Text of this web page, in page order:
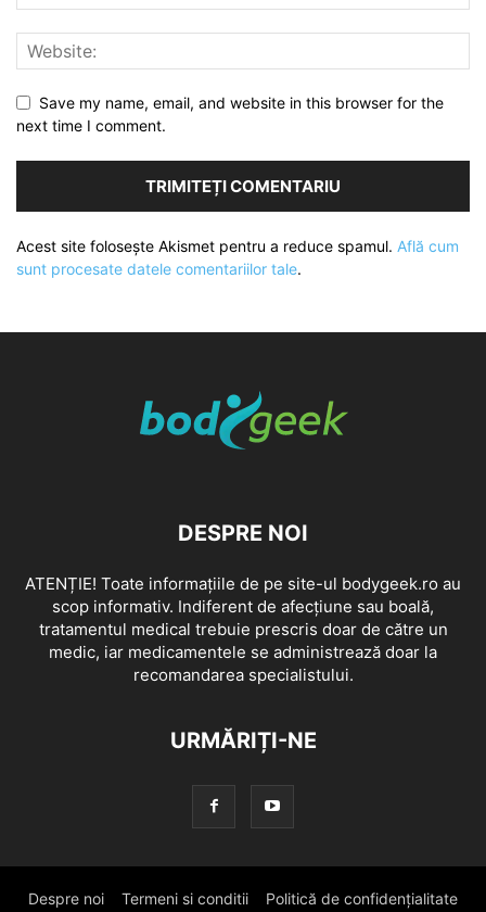
Save my name, email, and website in this browser for the
next time I comment.
Acest site folosește Akismet pentru a reduce spamul. Află cum
sunt procesate datele comentariilor tale.
DESPRE NOI
ATENȚIE! Toate informațiile de pe site-ul bodygeek.ro au
scop informativ. Indiferent de afecțiune sau boală,
tratamentul medical trebuie prescris doar de către un
medic, iar medicamentele se administrează doar la
recomandarea specialistului.
URMĂRIȚI-NE
Despre noi Termeni si conditii Politică de confidențialitate